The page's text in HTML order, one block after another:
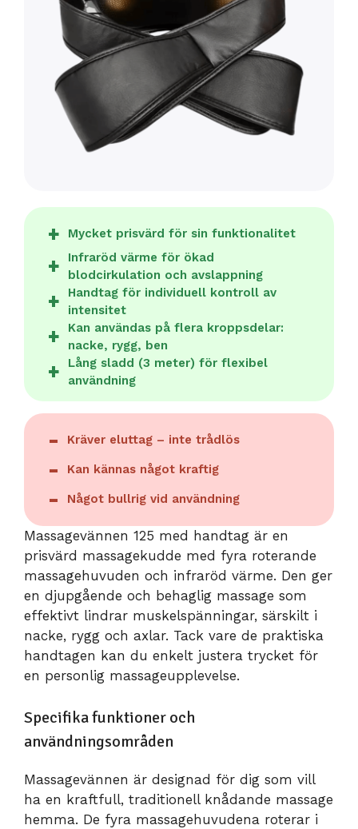
Mycket prisvärd för sin funktionalitet
Infraröd värme för ökad
blodcirkulation och avslappning
Handtag för individuell kontroll av
intensitet
Kan användas på flera kroppsdelar:
nacke, rygg, ben
Lång sladd (3 meter) för flexibel
användning
Kräver eluttag – inte trådlös
Kan kännas något kraftig
Något bullrig vid användning
Massagevännen 125 med handtag är en
prisvärd massagekudde med fyra roterande
massagehuvuden och infraröd värme. Den ger
en djupgående och behaglig massage som
effektivt lindrar muskelspänningar, särskilt i
nacke, rygg och axlar. Tack vare de praktiska
handtagen kan du enkelt justera trycket för
en personlig massageupplevelse.
Specifika funktioner och
användningsområden
Massagevännen är designad för dig som vill
ha en kraftfull, traditionell knådande massage
hemma. De fyra massagehuvudena roterar i